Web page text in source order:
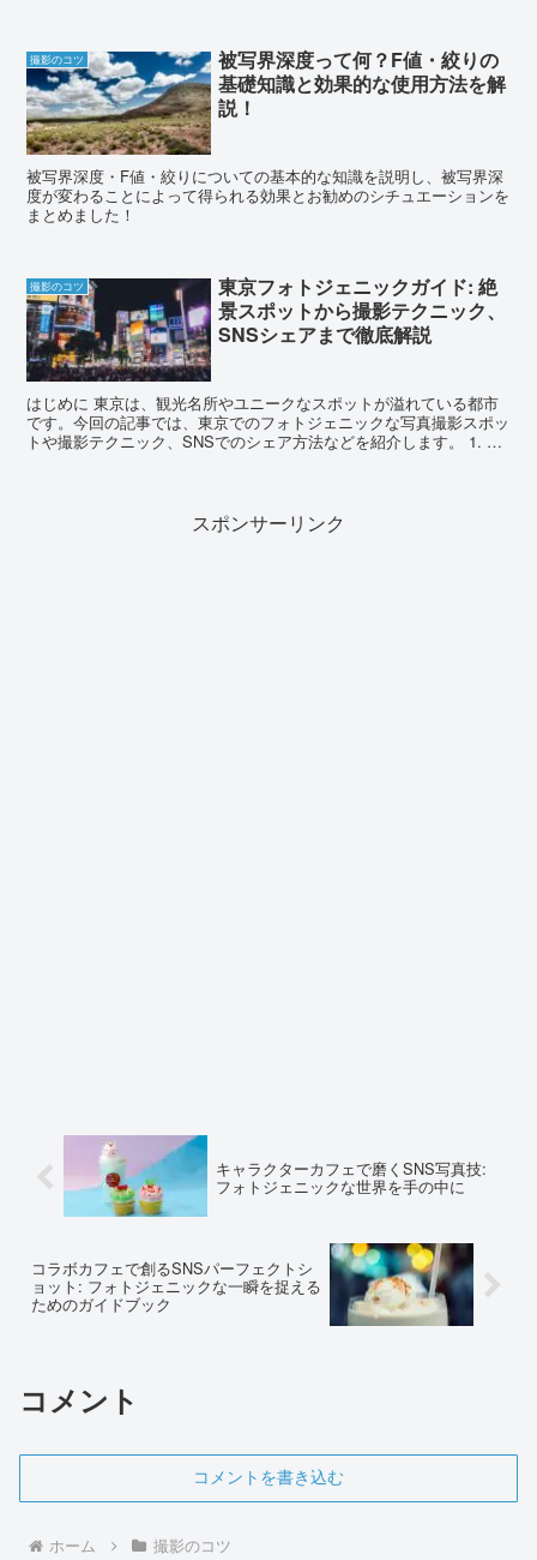
撮影のコツ
被写界深度って何？F値・絞りの
基礎知識と効果的な使用方法を解
説！
被写界深度・F値・絞りについての基本的な知識を説明し、被写界深
度が変わることによって得られる効果とお勧めのシチュエーションを
まとめました！
撮影のコツ
東京フォトジェニックガイド: 絶
景スポットから撮影テクニック、
SNSシェアまで徹底解説
はじめに 東京は、観光名所やユニークなスポットが溢れている都市
です。今回の記事では、東京でのフォトジェニックな写真撮影スポッ
トや撮影テクニック、SNSでのシェア方法などを紹介します。 1. 東
スポンサーリンク
キャラクターカフェで磨くSNS写真技:
フォトジェニックな世界を手の中に
コラボカフェで創るSNSパーフェクトシ
ョット: フォトジェニックな一瞬を捉える
ためのガイドブック
コメント
コメントを書き込む
ホーム 撮影のコツ